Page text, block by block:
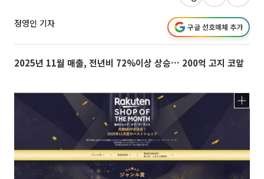
정영인 기자 구글 선호매체 추가
2025년 11월 매출, 전년비 72%이상 상승… 200억 고지 코앞